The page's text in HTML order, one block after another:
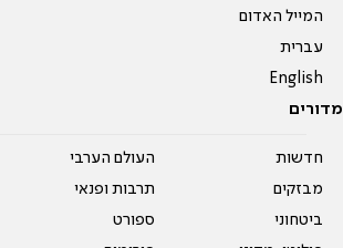
המייל האדום
עברית
English
מדורים
חדשות
מבזקים
ביטחוני
העולם הערבי
תרבות ופנאי
ספורט